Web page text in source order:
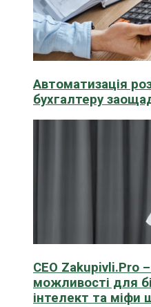
Автоматизація
бухгалтеру
CEO Zakupivli.Pro
можливості для
інтелект та міфи